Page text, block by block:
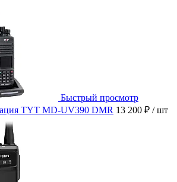
Быстрый просмотр
TYT MD-UV390 DMR 13 200 ₽ / шт